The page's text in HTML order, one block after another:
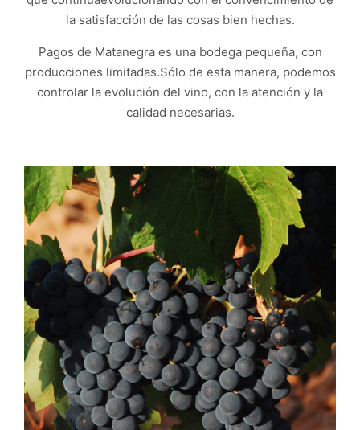
la satisfacción de las cosas bien hechas.
Pagos de Matanegra es una bodega pequeña, con
producciones limitadas.Sólo de esta manera, podemos
controlar la evolución del vino, con la atención y la
calidad necesarias.